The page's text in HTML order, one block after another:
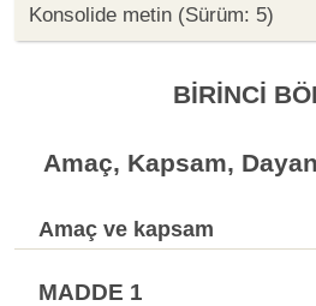
Konsolide metin (Sürüm: 5)
BİRİNCİ
Amaç, Kapsam,
Amaç ve kapsam
MADDE 1